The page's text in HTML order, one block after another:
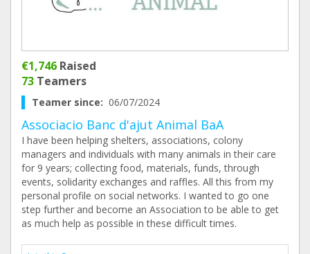
€1,746 Raised
73 Teamers
Teamer since: 06/07/2024
Associacio Banc d'ajut Animal BaA
I have been helping shelters, associations, colony
managers and individuals with many animals in their care
for 9 years; collecting food, materials, funds, through
events, solidarity exchanges and raffles. All this from my
personal profile on social networks. I wanted to go one
step further and become an Association to be able to get
as much help as possible in these difficult times.